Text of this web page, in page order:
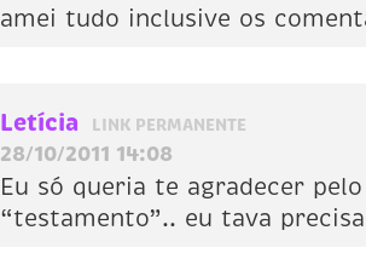
amei tudo inclusive os
Letícia LINK PERMANENTE
28/10/2011 14:08
Eu só queria te agradecer
“testamento”.. eu tava